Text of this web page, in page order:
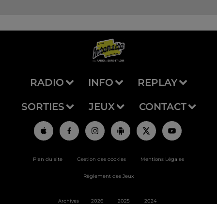
RADIO INFO REPLAY
SORTIES JEUX CONTACT
Plan du site Gestion des cookies Mentions Légales
Règlement des Jeux
Archives 2026 2025 2024